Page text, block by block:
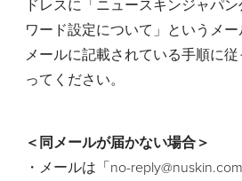
ドレスに「ニュースキンジャパ
ワード設定について」というメ
メールに記載されている手順に
ってください。
＜同メールが届かない場合＞
・メールは「no-